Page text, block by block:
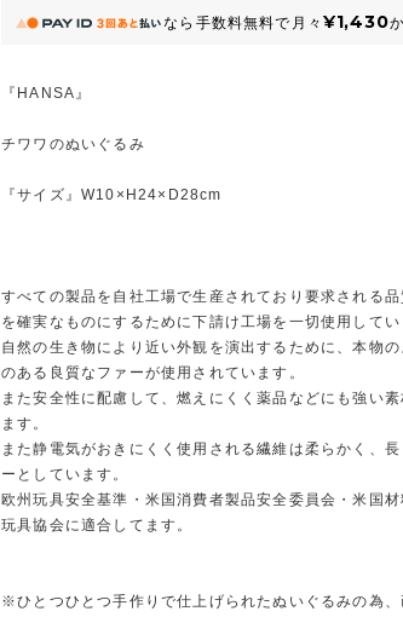
なら 手数料無料で 月々 ¥1,430
『HANSA』
チワワのぬいぐるみ
『サイズ』W10×H24×D28cm
すべての製品を自社工場で生産されており要求される
を確実なものにするために下請け工場を一切使用してい
自然の生き物により近い外観を演出するために、本物
のある良質なファーが使用されています。
また安全性に配慮して、燃えにくく薬品などにも強い
ます。
また静電気がおきにくく使用される繊維は柔らかく、長
ーとしています。
欧州玩具安全基準・米国消費者製品安全委員会・米国
玩具協会に適合してます。
※ひとつひとつ手作りで仕上げられたぬいぐるみの為、